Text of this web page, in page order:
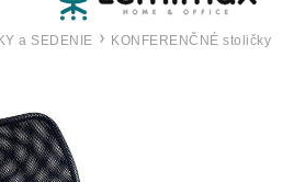
a SEDENIE KONFERENČNÉ stoličky